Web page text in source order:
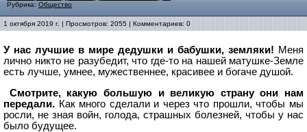
Рубрика: Общество
1 октября 2019 г. | Просмотров: 2055 | Комментариев: 0
У нас лучшие в мире дедушки и бабушки, земляки! Меня
лично никто не разубедит, что где-то на нашей матушке-Земле
есть лучше, умнее, мужественнее, красивее и богаче душой.
Смотрите, какую большую и великую страну они нам
передали. Как много сделали и через что прошли, чтобы мы
росли, не зная войн, голода, страшных болезней, чтобы у нас
было будущее.